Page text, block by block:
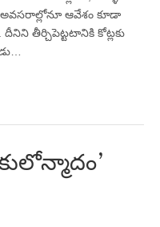
అవసరాల్లోనూ ఆవేశం కూడా
తీర్చిపెట్టటానికి కోట్లకు